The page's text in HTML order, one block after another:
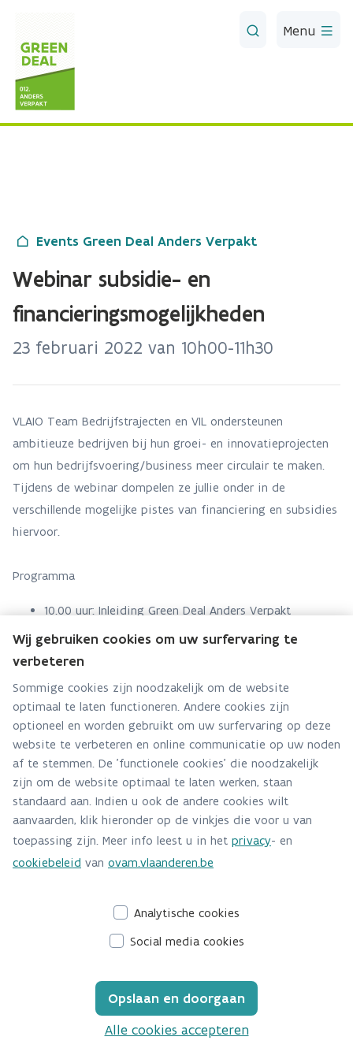
Menu
Events Green Deal Anders Verpakt
Webinar subsidie- en
financieringsmogelijkheden
23 februari 2022 van 10h00-11h30
VLAIO Team Bedrijfstrajecten en VIL ondersteunen
ambitieuze bedrijven bij hun groei- en innovatieprojecten
om hun bedrijfsvoering/business meer circulair te maken.
Tijdens de webinar dompelen ze jullie onder in de
verschillende mogelijke pistes van financiering en subsidies
hiervoor.
Programma
10.00 uur: Inleiding Green Deal Anders Verpakt
10.10 uur: Steun en financiering voor duurzame
bedrijfsprojecten
Sprekers:
Rik Candries, bedrijfsadviseur circulaire
economie VLAIO Team Bedrijfstrajecten
Iris Detavernier, bedrijfsadviseur financiering VLAIO
Team Bedrijfstrajecten
11.10 uur: Subsidiemogelijkheden via VIL door Eddy
Hagen, innovatiecoach bij VIL
Wij gebruiken cookies om uw surfervaring te
verbeteren
Sommige cookies zijn noodzakelijk om de website
optimaal te laten functioneren. Andere cookies zijn
optioneel en worden gebruikt om uw surfervaring op deze
website te verbeteren en online communicatie op uw noden
af te stemmen. De 'functionele cookies' die noodzakelijk
zijn om de website optimaal te laten werken, staan
standaard aan. Indien u ook de andere cookies wilt
aanvaarden, klik hieronder op de vinkjes die voor u van
toepassing zijn. Meer info leest u in het privacy- en
cookiebeleid van ovam.vlaanderen.be
Analytische cookies
Social media cookies
Opslaan en doorgaan
Alle cookies accepteren